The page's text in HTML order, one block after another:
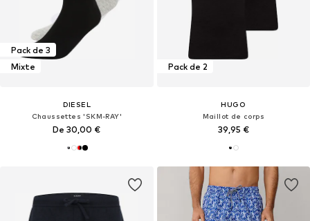
Pack de 3
Mixte
DIESEL
Chaussettes 'SKM-RAY'
De 30,00 €
Pack de 2
HUGO
Maillot de corps
39,95 €